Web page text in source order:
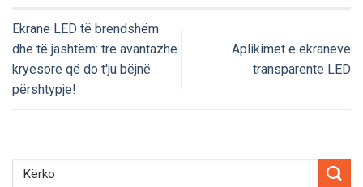
Ekrane LED të brendshëm
dhe të jashtëm: tre avantazhe
kryesore që do t'ju bëjnë
përshtypje!
Aplikimet e ekraneve
transparente LED